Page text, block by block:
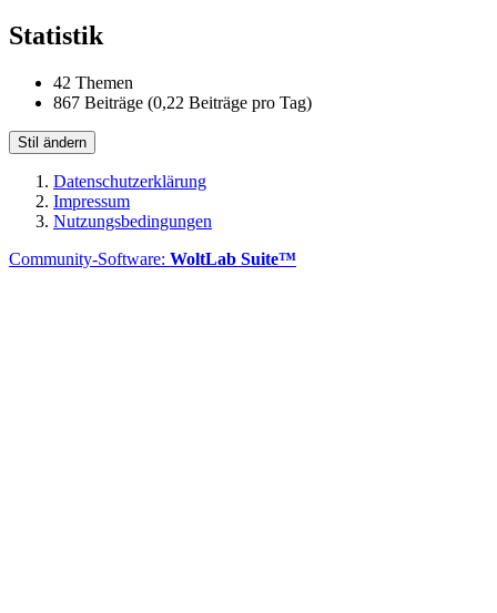
Statistik
42 Themen
867 Beiträge (0,22 Beiträge pro Tag)
Stil ändern
Datenschutzerklärung
Impressum
Nutzungsbedingungen
Community-Software: WoltLab Suite™